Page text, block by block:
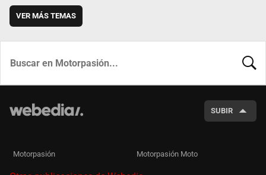
VER MÁS TEMAS
SUBIR
Motorpasión Motorpasión Moto